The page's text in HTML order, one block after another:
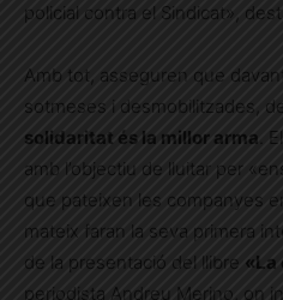
policial contra el Sindicat»,
Amb tot, asseguren que
sotmeses i desmobilitzades,
solidaritat és la millor arma.
amb l’objectiu de lluitar per
que pateixen les companyes
mateix faran la seva primera
de la presentació del llibre «La
periodista Andreu Merino, on